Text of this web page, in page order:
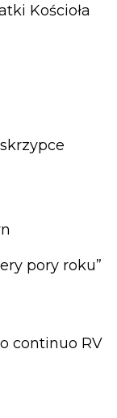
Kościoła
pory roku”
continuo RV